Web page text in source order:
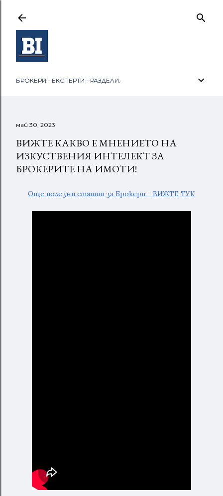
БРОКЕРИ - ЕКСПЕРТИ - РАЗДЕЛИ:
май 30, 2023
ВИЖТЕ КАКВО Е МНЕНИЕТО НА
ИЗКУСТВЕНИЯ ИНТЕЛЕКТ ЗА
БРОКЕРИТЕ НА ИМОТИ!
Още полезни статии за Брокери - ВИЖТЕ ТУК